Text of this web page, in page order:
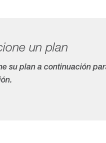
un plan
su plan a continuación